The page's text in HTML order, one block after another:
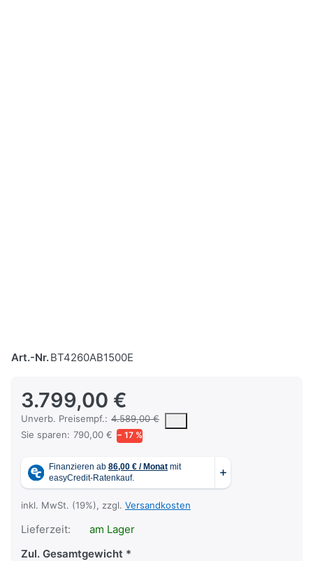
Art.-Nr.BT4260AB1500E
3.799,00 €
Unverb. Preisempf.: 4.589,00 €
Die UVP ist der vorgeschlagene oder empfohlene Verkaufspreis
Sie sparen: 790,00 € − 17 %
inkl. MwSt. (19%), zzgl. Versandkosten
Lieferzeit:
am Lager
Zul. Gesamtgewicht